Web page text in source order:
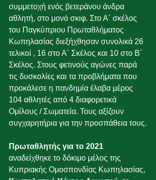
συμμετοχή ενός βετεράνου άνδρα
αθλητή, στο μονό σκιφ. Στο Α΄ σκέλος
του Παγκύπριου Πρωταθλήματος
Κωπηλασίας διεξήχθησαν συνολικά 26
τελικοί , 16 στο Α΄ Σκέλος και 10 στο Β΄
Σκέλος. Στους φετινούς αγώνες παρά
τις δυσκολίες και τα προβλήματα που
προκάλεσε η πανδημία έλαβα μέρος
104 αθλητές από 4 διαφορετικά
Ομίλους / Σωματεία. Τους αξίζουν
συγχαρητήρια για την προσπάθεια τους.
Πρωταθλητής για το 2021
αναδείχθηκε το δόκιμο μέλος της
Κυπριακής Ομοσπονδίας Κωπηλασίας,